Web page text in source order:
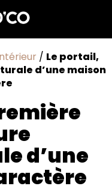
/ Le portail,
d’une maison
d’une